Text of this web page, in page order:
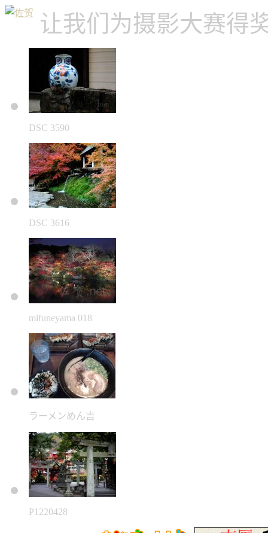
让我们为摄影大赛得
DSC 3590
DSC 3616
mifuneyama 018
ラーメンめん吉
P1220428